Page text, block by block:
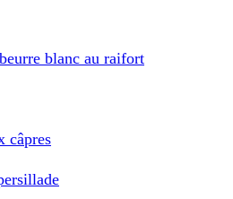
blanc au raifort
câpres